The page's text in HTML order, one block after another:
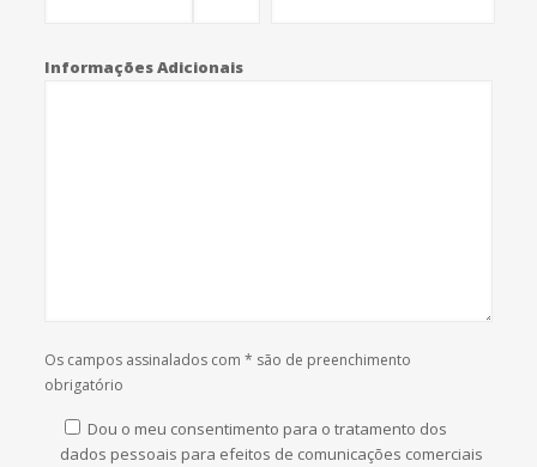
Informações Adicionais
Os campos assinalados com * são de preenchimento
obrigatório
Dou o meu consentimento para o tratamento dos
dados pessoais para efeitos de comunicações comerciais